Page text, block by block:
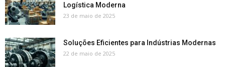
Logística Moderna
23 de maio de 2025
Soluções Eficientes para Indústrias Modernas
22 de maio de 2025